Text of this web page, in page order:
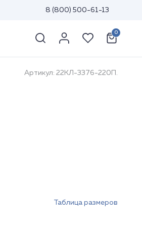
8 (800) 500-61-13
0
Артикул: 22КЛ-3376-220П.
Таблица размеров